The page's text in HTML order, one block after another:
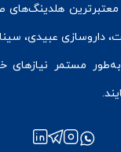
هلدینگ‌های
داروسازی عبیدی،
مستمر نیازهای